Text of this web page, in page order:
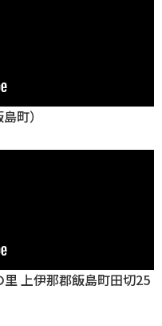
町）
上伊那郡飯島町田切25